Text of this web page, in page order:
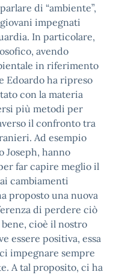
di “ambiente”,
impegnati
In particolare,
avendo
in riferimento
Edoardo ha ripreso
con la materia
più metodi per
il confronto tra
Ad esempio
Joseph, hanno
far capire meglio il
cambiamenti
proposto una nuova
di perdere ciò
cioè il nostro
essere positiva, essa
impegnare sempre
A tal proposito, ci ha